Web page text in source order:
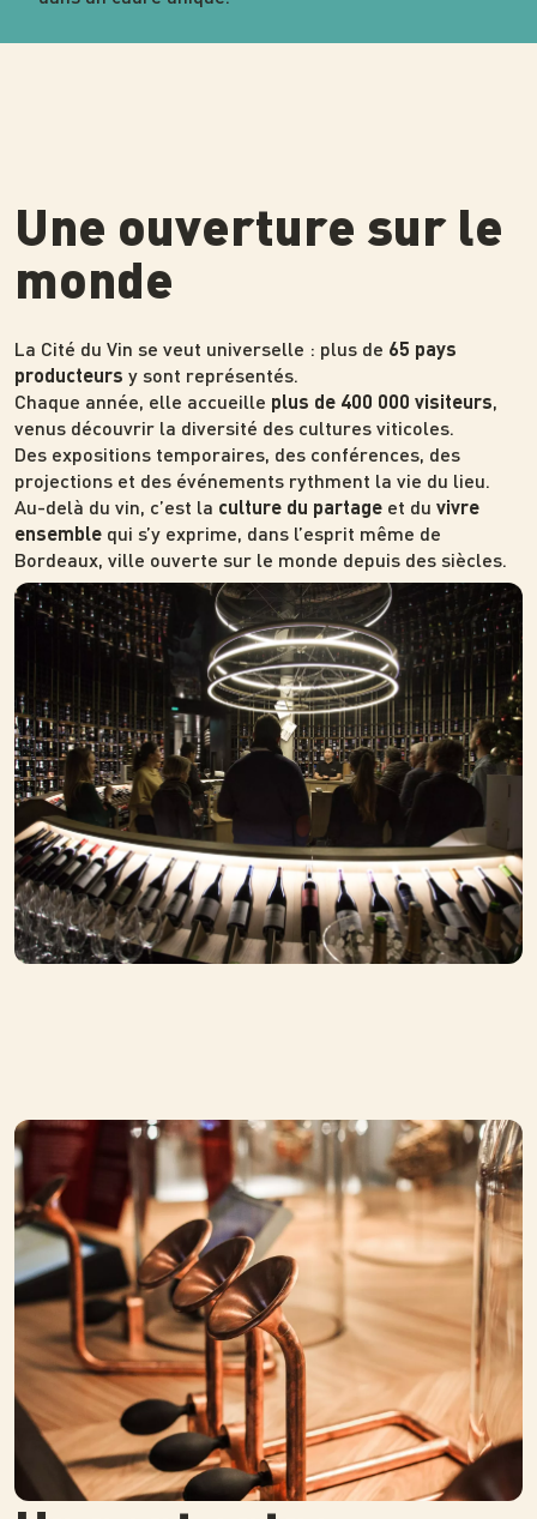
Une ouverture sur le
monde
La Cité du Vin se veut universelle : plus de 65 pays
producteurs y sont représentés.
Chaque année, elle accueille plus de 400 000 visiteurs,
venus découvrir la diversité des cultures viticoles.
Des expositions temporaires, des conférences, des
projections et des événements rythment la vie du lieu.
Au-delà du vin, c’est la culture du partage et du vivre
ensemble qui s’y exprime, dans l’esprit même de
Bordeaux, ville ouverte sur le monde depuis des siècles.
Photo
Photo